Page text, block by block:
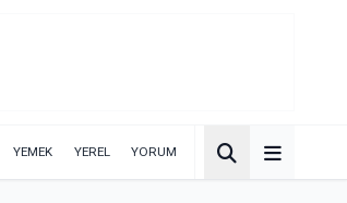
YEMEK YEREL YORUM